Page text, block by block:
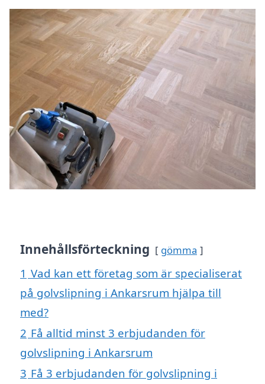
Innehållsförteckning gömma
1 Vad kan ett företag som är specialiserat
på golvslipning i Ankarsrum hjälpa till
med?
2 Få alltid minst 3 erbjudanden för
golvslipning i Ankarsrum
3 Få 3 erbjudanden för golvslipning i